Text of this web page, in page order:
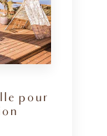
pour